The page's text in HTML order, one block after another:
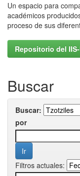
Un espacio para
académicos
proceso de sus
Repositorio del
Buscar
Buscar:
por
Filtros actuales: